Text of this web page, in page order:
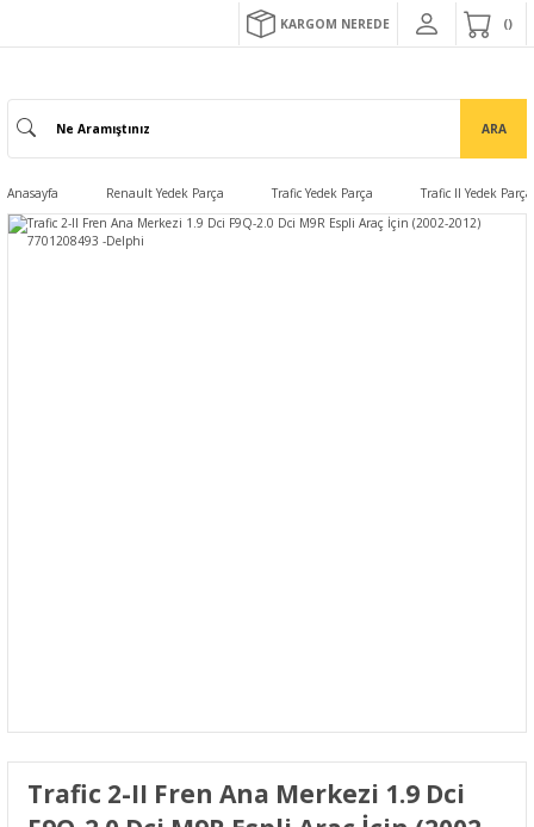
KARGOM NEREDE
ARA
Anasayfa Renault Yedek Parça Trafic Yedek Parça Trafic II Yedek Parça
Trafic 2-II Fren Ana Merkezi 1.9 Dci